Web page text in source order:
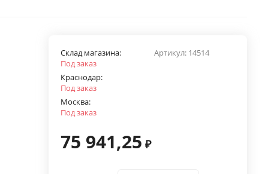
Артикул: 14514
Склад магазина:
Под заказ
Краснодар:
Под заказ
Москва:
Под заказ
75 941,25 ₽